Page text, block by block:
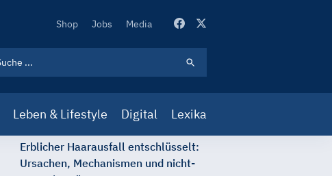
Secondary
Shop Jobs Media
Leben & Lifestyle Digital Lexika
Erblicher Haarausfall entschlüsselt:
Ursachen, Mechanismen und nicht-